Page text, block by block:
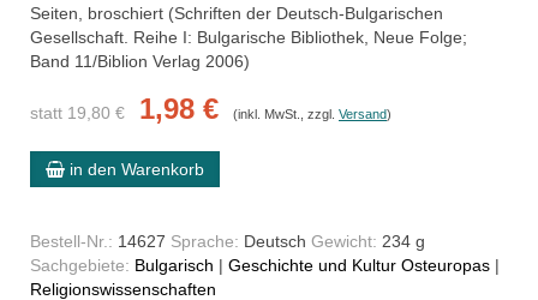
Seiten, broschiert (Schriften der Deutsch-Bulgarischen
Gesellschaft. Reihe I: Bulgarische Bibliothek, Neue Folge;
Band 11/Biblion Verlag 2006)
statt 19,80 € 1,98 € (inkl. MwSt., zzgl. Versand)
in den Warenkorb
Bestell-Nr.: 14627 Sprache: Deutsch Gewicht: 234 g
Sachgebiete: Bulgarisch | Geschichte und Kultur Osteuropas |
Religionswissenschaften